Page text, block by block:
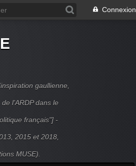
Connexion
gaullienne,
l'ARDP dans le
français"] -
2015 et 2018,
MUSE).